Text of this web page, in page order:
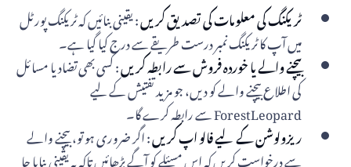
ٹریکنگ کی معلومات کی تصدیق کریں: یقینی بنائیں کہ ٹریکنگ پورٹل
میں آپ کا ٹریکنگ نمبر درست طریقے سے درج کیا گیا ہے۔
بیچنے والے یا خوردہ فروش سے رابطہ کریں: کسی بھی تضاد یا مسائل
کی اطلاع بیچنے والے کو دیں، جو مزید تفتیش کے لیے
ForestLeopard سے رابطہ کرے گا۔
ریزولوشن کے لیے فالو اپ کریں: اگر ضروری ہو تو، بیچنے والے
سے درخواست کریں کہ اس مسئلے کو آگے بڑھائیں تاکہ یہ یقینی بنایا جا